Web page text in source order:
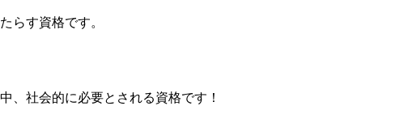
らす資格です。
、社会的に必要とされる資格です！